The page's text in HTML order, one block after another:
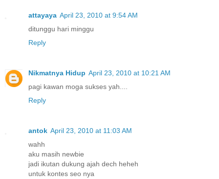
attayaya April 23, 2010 at 9:54 AM
ditunggu hari minggu
Reply
Nikmatnya Hidup April 23, 2010 at 10:21 AM
pagi kawan moga sukses yah....
Reply
antok April 23, 2010 at 11:03 AM
wahh
aku masih newbie
jadi ikutan dukung ajah dech heheh
untuk kontes seo nya